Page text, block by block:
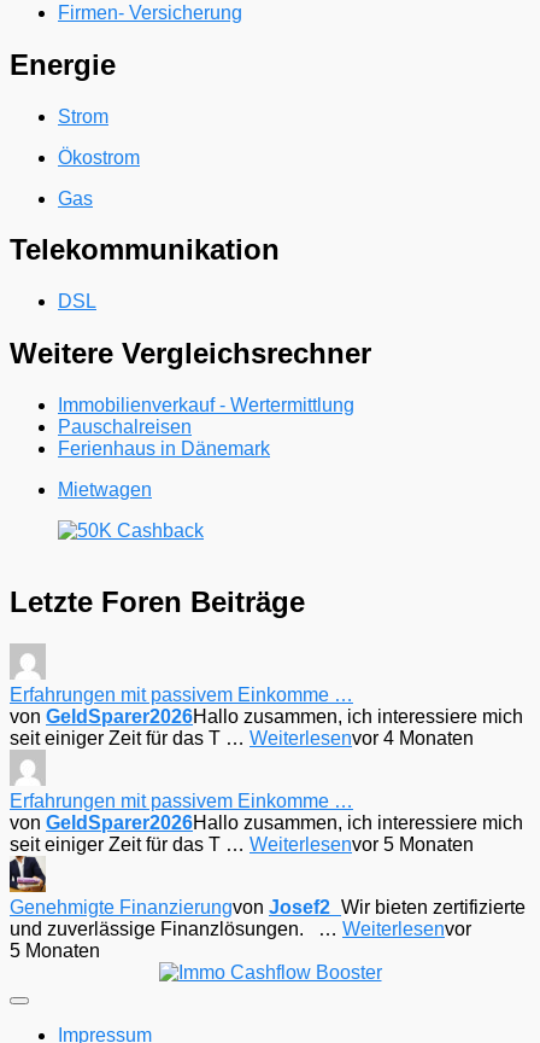
Firmen- Versicherung
Energie
Strom
Ökostrom
Gas
Telekommunikation
DSL
Weitere Vergleichsrechner
Immobilienverkauf - Wertermittlung
Pauschalreisen
Ferienhaus in Dänemark
Mietwagen
Letzte Foren Beiträge
Erfahrungen mit passivem Einkomme …
von GeldSparer2026Hallo zusammen, ich interessiere mich
seit einiger Zeit für das T … Weiterlesenvor 4 Monaten
Erfahrungen mit passivem Einkomme …
von GeldSparer2026Hallo zusammen, ich interessiere mich
seit einiger Zeit für das T … Weiterlesenvor 5 Monaten
Genehmigte Finanzierungvon Josef2_ Wir bieten zertifizierte
und zuverlässige Finanzlösungen. … Weiterlesenvor
5 Monaten
Impressum